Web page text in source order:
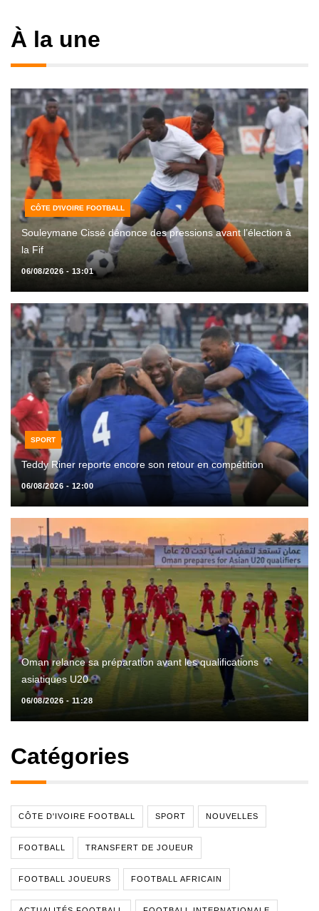
À la une
CÔTE D'IVOIRE FOOTBALL
Souleymane Cissé dénonce des pressions avant l’élection à
la Fif
06/08/2026 - 13:01
SPORT
Teddy Riner reporte encore son retour en compétition
06/08/2026 - 12:00
Oman relance sa préparation avant les qualifications
asiatiques U20
06/08/2026 - 11:28
Catégories
CÔTE D'IVOIRE FOOTBALL SPORT NOUVELLES
FOOTBALL TRANSFERT DE JOUEUR
FOOTBALL JOUEURS FOOTBALL AFRICAIN